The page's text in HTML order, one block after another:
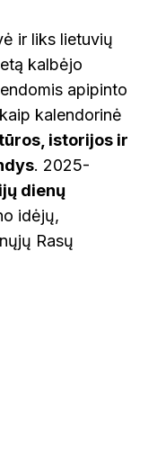
ir liks lietuvių
kalbėjo
apipinto
kalendorinė
istorijos ir
. 2025-
dienų
idėjų,
Rasų